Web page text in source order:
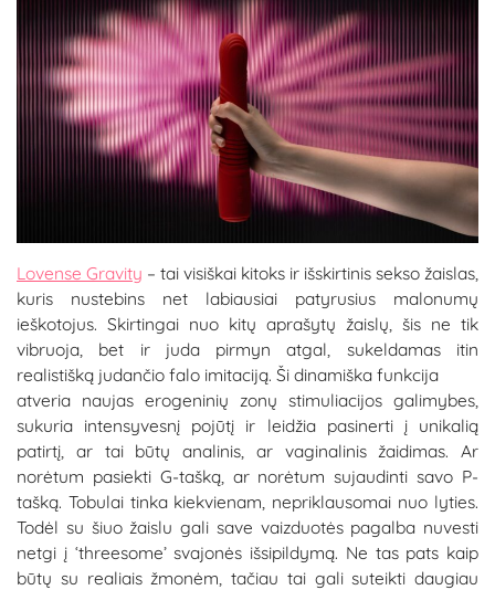
Lovense Gravity – tai visiškai kitoks ir išskirtinis sekso žaislas,
kuris nustebins net labiausiai patyrusius malonumų
ieškotojus. Skirtingai nuo kitų aprašytų žaislų, šis ne tik
vibruoja, bet ir juda pirmyn atgal, sukeldamas itin
realistišką judančio falo imitaciją. Ši dinamiška funkcija
atveria naujas erogeninių zonų stimuliacijos galimybes,
sukuria intensyvesnį pojūtį ir leidžia pasinerti į unikalią
patirtį, ar tai būtų analinis, ar vaginalinis žaidimas. Ar
norėtum pasiekti G-tašką, ar norėtum sujaudinti savo P-
tašką. Tobulai tinka kiekvienam, nepriklausomai nuo lyties.
Todėl su šiuo žaislu gali save vaizduotės pagalba nuvesti
netgi į ‘threesome’ svajonės išsipildymą. Ne tas pats kaip
būtų su realiais žmonėm, tačiau tai gali suteikti daugiau